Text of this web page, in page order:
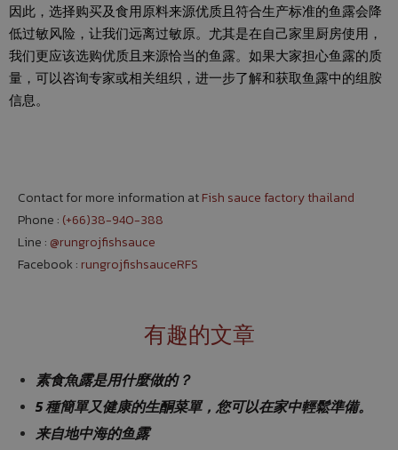
因此，选择购买及食用原料来源优质且符合生产标准的鱼露会降
低过敏风险，让我们远离过敏原。尤其是在自己家里厨房使用，
我们更应该选购优质且来源恰当的鱼露。如果大家担心鱼露的质
量，可以咨询专家或相关组织，进一步了解和获取鱼露中的组胺
信息。
Contact for more information atFish sauce factory thailand
Phone : (+66)38-940-388
Line : @rungrojfishsauce
Facebook : rungrojfishsauceRFS
有趣的文章
素食魚露是用什麼做的？
5 種簡單又健康的生酮菜單，您可以在家中輕鬆準備。
来自地中海的鱼露